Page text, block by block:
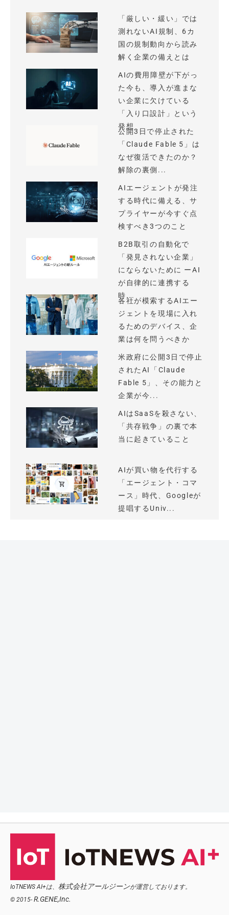
「厳しい・緩い」では
測れないAI規制、6カ
国の規制動向から読み
解く企業の備えとは
AIの費用障壁が下がっ
た今も、導入が進まな
い企業に欠けている
「入り口設計」という
発想
公開3日で停止された
「Claude Fable 5」は
なぜ復活できたのか？
解除の裏側...
AIエージェントが発注
する時代に備える、サ
プライヤーが今すぐ点
検すべき3つのこと
B2B取引の自動化で
「発見されない企業」
にならないために ーAI
が自律的に連携する
時...
各社が模索するAIエー
ジェントを現場に入れ
るためのデバイス、企
業は何を問うべきか
米政府に公開3日で停止
されたAI「Claude
Fable 5」、その能力と
企業が今...
AIはSaaSを殺さない、
「共存戦争」の裏で本
当に起きていること
AIが買い物を代行する
「エージェント・コマ
ース」時代、Googleが
提唱するUniv...
IoTNEWS AI+は、 株式会社アールジーンが運営しております。
© 2015- R.GENE,Inc.